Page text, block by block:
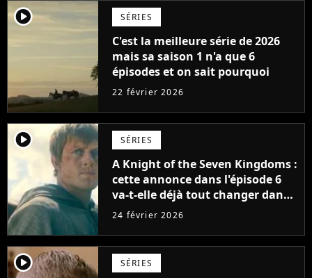
player2 SÉRIES
C'est la meilleure série de 2026
mais sa saison 1 n'a que 6
épisodes et on sait pourquoi
22 février 2026
player2 SÉRIES
A Knight of the Seven Kingdoms :
cette annonce dans l'épisode 6
va-t-elle déjà tout changer dans
la série ?
24 février 2026
player2 SÉRIES